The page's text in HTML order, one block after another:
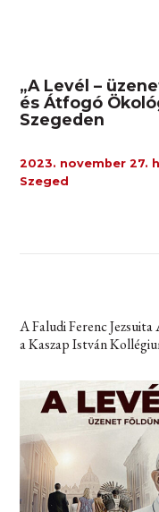
„A Levél –
és Átfogó
Szegeden
2023. november 27.
Szeged
A Faludi Ferenc
a Kaszap István